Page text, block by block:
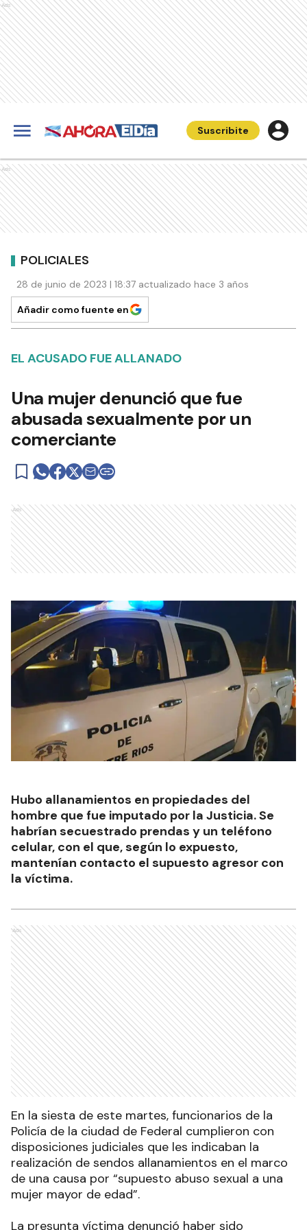
Ads
Suscribite
Ads
POLICIALES
28 de junio de 2023 | 18:37 actualizado hace 3 años
Añadir como fuente en
EL ACUSADO FUE ALLANADO
Una mujer denunció que fue
abusada sexualmente por un
comerciante
Ads
Hubo allanamientos en propiedades del
hombre que fue imputado por la Justicia. Se
habrían secuestrado prendas y un teléfono
celular, con el que, según lo expuesto,
mantenían contacto el supuesto agresor con
la víctima.
Ads
En la siesta de este martes, funcionarios de la
Policía de la ciudad de Federal cumplieron con
disposiciones judiciales que les indicaban la
realización de sendos allanamientos en el marco
de una causa por “supuesto abuso sexual a una
mujer mayor de edad”.
La presunta víctima denunció haber sido